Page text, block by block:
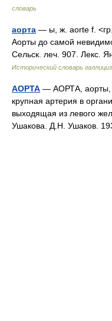
словарь
аорта — ы, ж. aorte f.
Аорты до самой
Сельск. леч. 907. Лекс.
Исторический словарь
АОРТА — АОРТА, аорты,
крупная артерия в
выходящая из левого
Ушакова. Д.Н. Ушаков.